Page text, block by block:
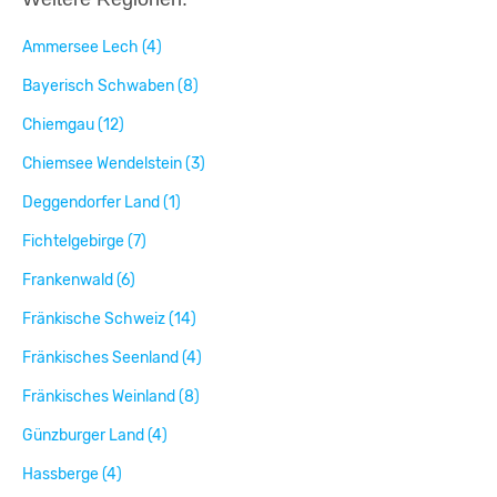
Ammersee Lech (4)
Bayerisch Schwaben (8)
Chiemgau (12)
Chiemsee Wendelstein (3)
Deggendorfer Land (1)
Fichtelgebirge (7)
Frankenwald (6)
Fränkische Schweiz (14)
Fränkisches Seenland (4)
Fränkisches Weinland (8)
Günzburger Land (4)
Hassberge (4)